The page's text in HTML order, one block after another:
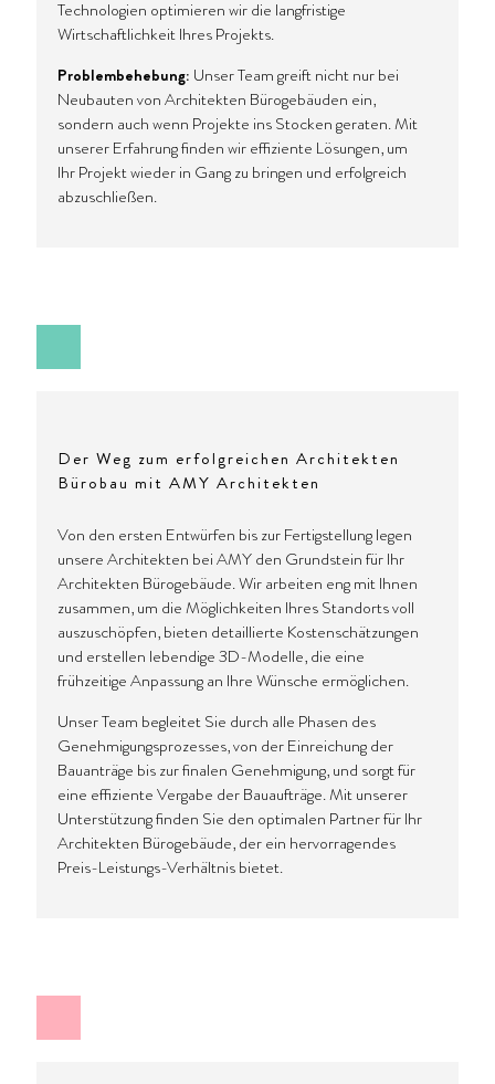
Technologien optimieren wir die langfristige
Wirtschaftlichkeit Ihres Projekts.
Problembehebung: Unser Team greift nicht nur bei
Neubauten von Architekten Bürogebäuden ein,
sondern auch wenn Projekte ins Stocken geraten. Mit
unserer Erfahrung finden wir effiziente Lösungen, um
Ihr Projekt wieder in Gang zu bringen und erfolgreich
abzuschließen.
Der Weg zum erfolgreichen Architekten
Bürobau mit AMY Architekten
Von den ersten Entwürfen bis zur Fertigstellung legen
unsere Architekten bei AMY den Grundstein für Ihr
Architekten Bürogebäude. Wir arbeiten eng mit Ihnen
zusammen, um die Möglichkeiten Ihres Standorts voll
auszuschöpfen, bieten detaillierte Kostenschätzungen
und erstellen lebendige 3D-Modelle, die eine
frühzeitige Anpassung an Ihre Wünsche ermöglichen.
Unser Team begleitet Sie durch alle Phasen des
Genehmigungsprozesses, von der Einreichung der
Bauanträge bis zur finalen Genehmigung, und sorgt für
eine effiziente Vergabe der Bauaufträge. Mit unserer
Unterstützung finden Sie den optimalen Partner für Ihr
Architekten Bürogebäude, der ein hervorragendes
Preis-Leistungs-Verhältnis bietet.